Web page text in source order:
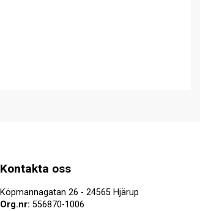
Kontakta oss
Köpmannagatan 26 - 24565 Hjärup
Org.nr: 556870-1006